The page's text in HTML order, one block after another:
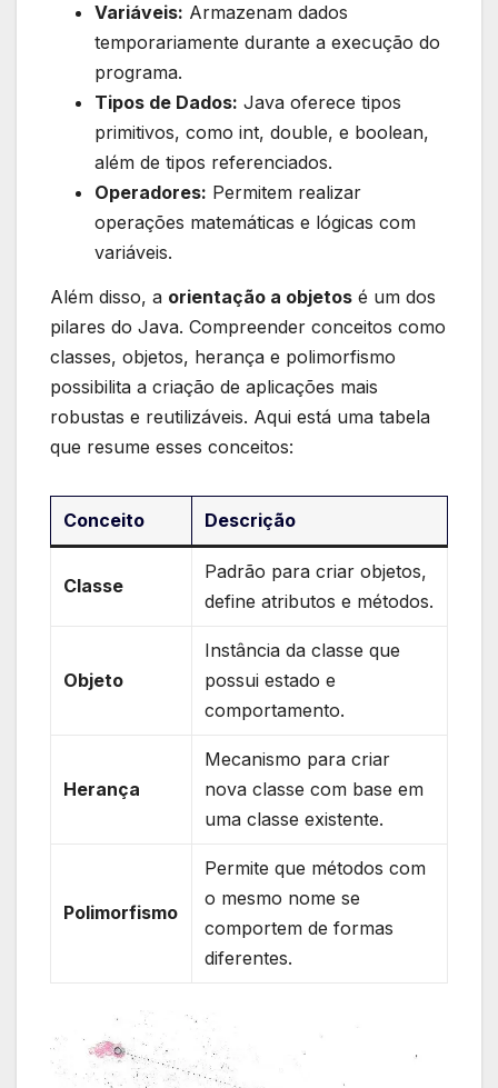
Variáveis: Armazenam dados‌
temporariamente ⁤durante a execução do
programa.
Tipos de Dados: Java oferece tipos
primitivos, como ⁢int, double,⁢ e boolean,
além de‍ tipos⁢ referenciados.
Operadores: Permitem realizar
operações matemáticas e ‌lógicas com
variáveis.
Além​ disso, a orientação‌ a objetos é um dos⁤
pilares⁢ do Java. Compreender ⁢conceitos como⁤
classes, objetos, ⁣herança ⁢e⁣ polimorfismo
possibilita a‌ criação ⁤de aplicações‍ mais
⁤robustas e reutilizáveis. Aqui está uma⁣ tabela
que resume esses ​conceitos:
Conceito Descrição
Classe
Padrão ​para criar objetos,
define atributos e métodos.
Objeto
Instância da classe que
possui estado e
comportamento.
Herança
Mecanismo para criar
nova‍ classe com base ‌em
⁣uma classe existente.
Polimorfismo
Permite que ⁤métodos com
o⁤ mesmo nome‍ se
comportem⁤ de⁢ formas⁢
diferentes.